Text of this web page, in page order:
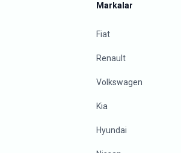
Markalar
Fiat
Renault
Volkswagen
Kia
Hyundai